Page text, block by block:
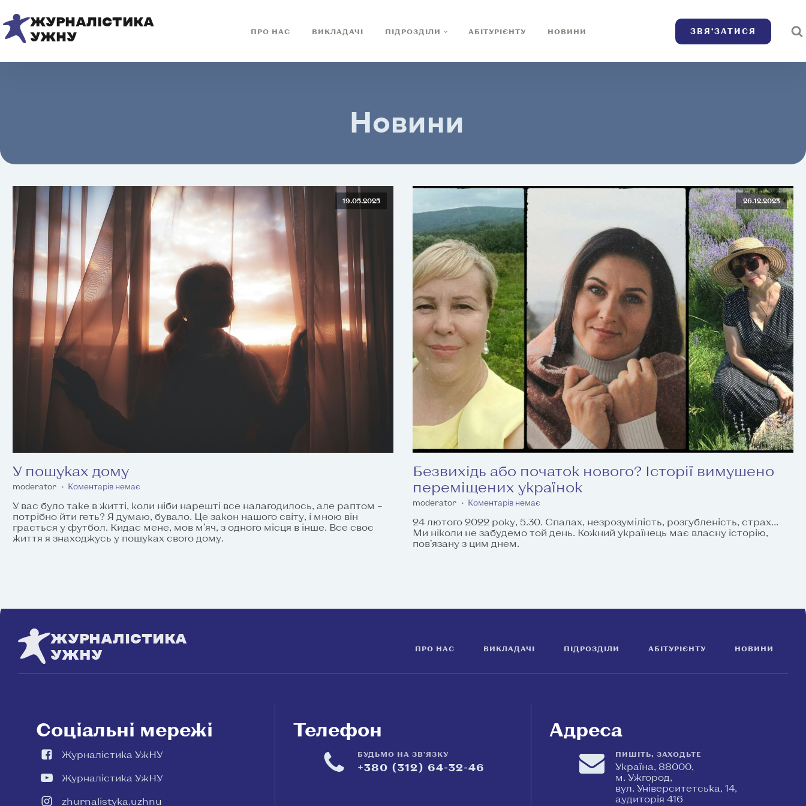
ЖУРНАЛІСТИКА
УЖНУ
ПРО НАС ВИКЛАДАЧІ ПІДРОЗДІЛИ АБІТУРІЄНТУ НОВИНИ ЗВЯ’ЗАТИСЯ
Новини
19.05.2025
У пошуках дому
moderator Коментарів немає
У вас було таке в житті, коли ніби нарешті все налагодилось, але раптом –
потрібно йти геть? Я думаю, бувало. Це закон нашого світу, і мною він
грається у футбол. Кидає мене, мов м’яч, з одного місця в інше. Все своє
життя я знаходжусь у пошуках свого дому.
26.12.2023
Безвихідь або початок нового? Історії вимушено
переміщених українок
moderator Коментарів немає
24 лютого 2022 року, 5.30. Спалах, незрозумілість, розгубленість, страх…
Ми ніколи не забудемо той день. Кожний українець має власну історію,
пов’язану з цим днем.
ЖУРНАЛІСТИКА
УЖНУ
ПРО НАС ВИКЛАДАЧІ ПІДРОЗДІЛИ АБІТУРІЄНТУ НОВИНИ
Соціальні мережі
Журналістика УжНУ
Журналістика УжНУ
zhurnalistyka.uzhnu
Телефон
БУДЬМО НА ЗВ'ЯЗКУ
+380 (312) 64-32-46
Адреса
ПИШІТЬ, ЗАХОДЬТЕ
Україна, 88000,
м. Ужгород,
вул. Університетська, 14,
аудиторія 416